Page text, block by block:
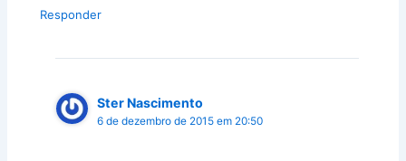
Responder
Ster Nascimento
6 de dezembro de 2015 em 20:50